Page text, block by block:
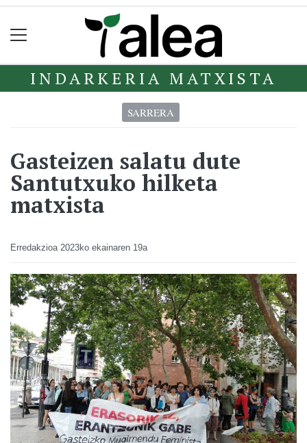
INDARKERIA MATXISTA
SARRERA
Gasteizen salatu dute
Santutxuko hilketa
matxista
Erredakzioa 2023ko ekainaren 19a